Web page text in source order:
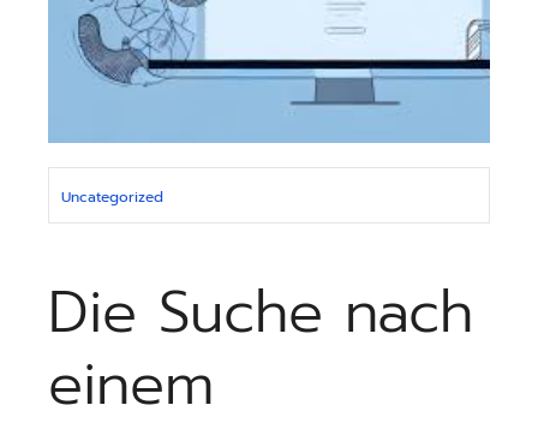
Uncategorized
Die Suche nach
einem